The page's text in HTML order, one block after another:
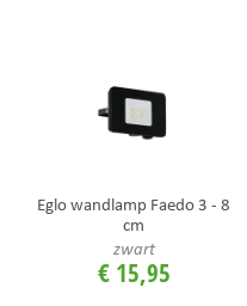
Eglo wandlamp Faedo 3 - 8
cm
zwart
€ 15,95